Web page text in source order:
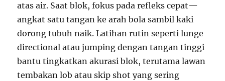
atas air. Saat blok, fokus pada refleks cepat—
angkat satu tangan ke arah bola sambil kaki
dorong tubuh naik. Latihan rutin seperti lunge
directional atau jumping dengan tangan tinggi
bantu tingkatkan akurasi blok, terutama lawan
tembakan lob atau skip shot yang sering